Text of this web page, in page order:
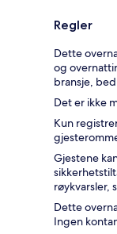
Regler
Dette
og
bransje,
Det er ikke
Kun
Gjestene
røykvarsler,
Dette
Ingen